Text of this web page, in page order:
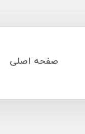
صفحه اصلی